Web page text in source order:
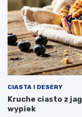
CIASTA I DESERY
Kruche ciasto z
wypiek